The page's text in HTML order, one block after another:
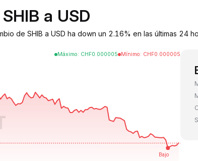
a USD
de SHIB a USD ha down un 2.16% en las últimas 24
Máximo: CHF0.000005 Mínimo: CHF0.000005